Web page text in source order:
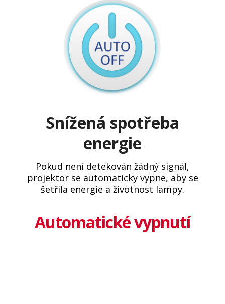
Snížená spotřeba
energie
Pokud není detekován žádný signál,
projektor se automaticky vypne, aby se
šetřila energie a životnost lampy.
Automatické vypnutí